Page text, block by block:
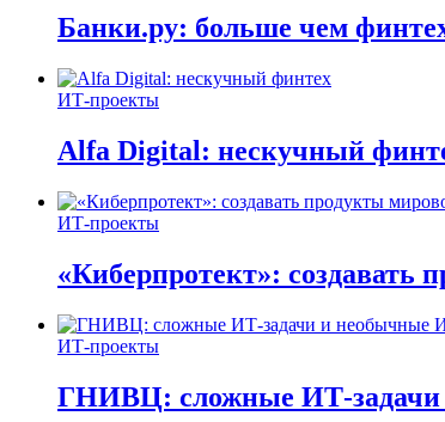
Банки.ру: больше чем
ИТ-проекты
Alfa Digital: нескучный
ИТ-проекты
«Киберпротект»: создавать
ИТ-проекты
ГНИВЦ: сложные